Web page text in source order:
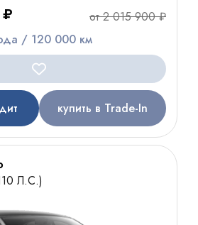
₽
от 2 015 900 ₽
/ 120 000 км
купить в Trade-In
Л.С.)